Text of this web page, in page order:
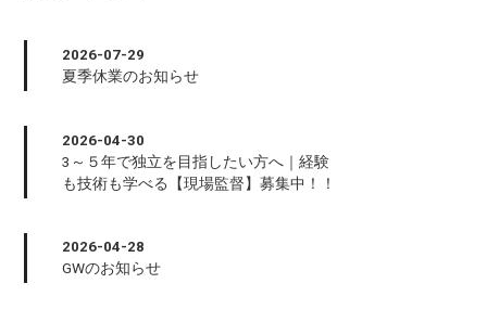
2026-07-29
夏季休業のお知らせ
2026-04-30
3～５年で独立を目指したい方へ｜経験
も技術も学べる【現場監督】募集中！！
2026-04-28
GWのお知らせ